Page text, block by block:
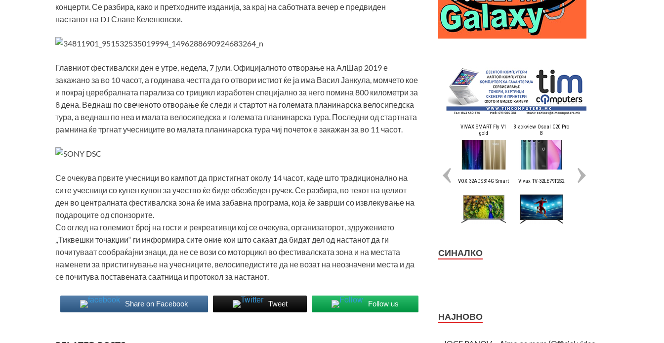
концерти. Се разбира, како и претходните изданија, за крај на саботната вечер е предвиден
настапот на DJ Славе Келешовски.
Главниот фестивалски ден е утре, недела, 7 јули. Официјалното отворање на АлШар 2019 е
закажано за во 10 часот, а годинава честта да го отвори истиот ќе ја има Васил Јанкула, момчето кое
и покрај церебралната парализа со трицикл изработен специјално за него помина 800 километри за
8 дена. Веднаш по свеченото отворање ќе следи и стартот на големата планинарска велосипедска
тура, а веднаш по неа и малата велосипедска и големата планинарска тура. Последни од стартната
рамнина ќе тргнат учесниците во малата планинарска тура чиј почеток е закажан за во 11 часот.
Се очекува првите учесници во кампот да пристигнат околу 14 часот, каде што традиционално на
сите учесници со купен купон за учество ќе биде обезбеден ручек. Се разбира, во текот на целиот
ден во централната фестивалска зона ќе има забавна програма, која ќе заврши со извлекување на
подароците од спонзорите.
Со оглед на големиот број на гости и рекреативци кој се очекува, организаторот, здружението
„Тиквешки точакџии“ ги информира сите оние кои што сакаат да бидат дел од настанот да ги
почитуваат сообраќајни знаци, да не се вози со моторцикл во фестивалската зона и на местата
наменети за пристигнување на учесниците, велосипедистите да не возат на неозначени места и да
се почитува поставената саатница и протокол за настанот.
Share on Facebook Tweet Follow us
СИНАЛКО
НАЈНОВО